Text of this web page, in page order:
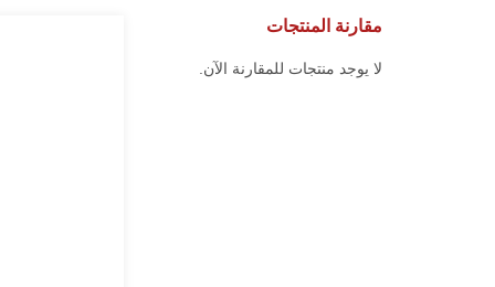
مقارنة المنتجات
لا يوجد منتجات للمقارنة الآن.